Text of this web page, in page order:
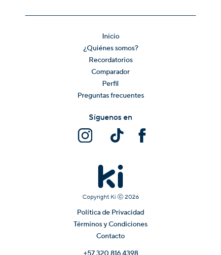
Inicio
¿Quiénes somos?
Recordatorios
Comparador
Perfil
Preguntas frecuentes
Copyright Ki ⓒ 2026
Política de Privacidad
Términos y Condiciones
Contacto
Síguenos en